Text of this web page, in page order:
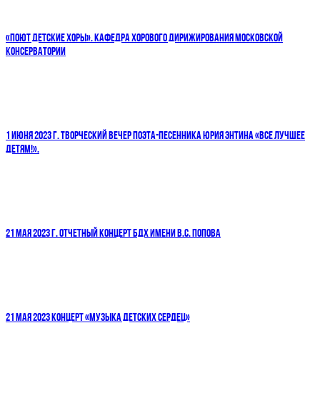
«ПОЮТ ДЕТСКИЕ ХОРЫ». КАФЕДРА ХОРОВОГО ДИРИЖИРОВАНИЯ МОСКОВСКОЙ
КОНСЕРВАТОРИИ
1 ИЮНЯ 2023 Г. ТВОРЧЕСКИЙ ВЕЧЕР ПОЭТА-ПЕСЕННИКА ЮРИЯ ЭНТИНА «ВСЕ ЛУЧШЕЕ
ДЕТЯМ!».
21 МАЯ 2023 Г. ОТЧЕТНЫЙ КОНЦЕРТ БДХ ИМЕНИ В.С. ПОПОВА
21 МАЯ 2023 КОНЦЕРТ «МУЗЫКА ДЕТСКИХ СЕРДЕЦ»